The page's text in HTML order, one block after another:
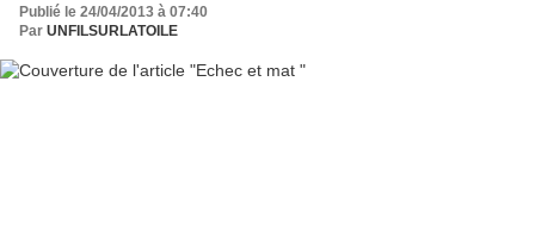
Publié le 24/04/2013 à 07:40
Par UNFILSURLATOILE